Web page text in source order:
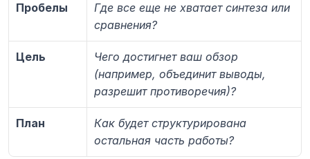
Пробелы
Где все еще не хватает синтеза или
сравнения?
Цель
Чего достигнет ваш обзор
(например, объединит выводы,
разрешит противоречия)?
План
Как будет структурирована
остальная часть работы?